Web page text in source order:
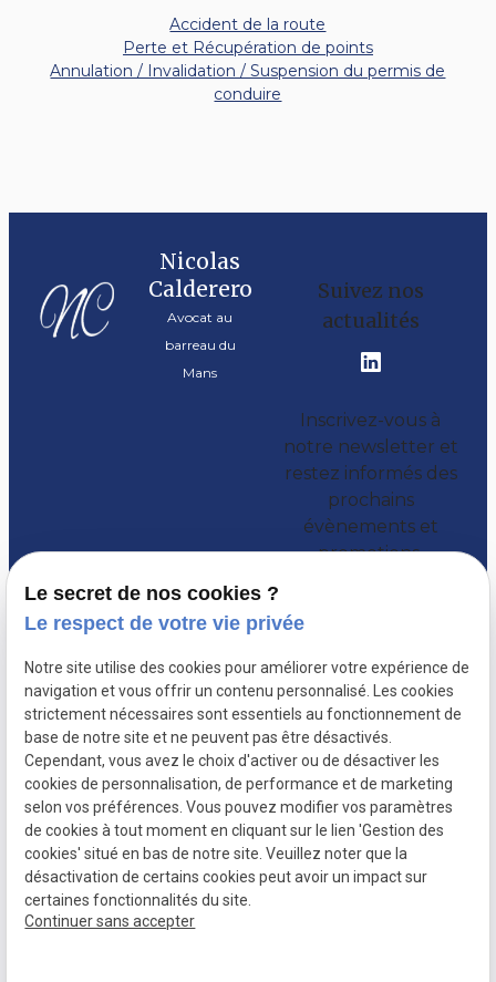
Accident de la route
Perte et Récupération de points
Annulation / Invalidation / Suspension du permis de
conduire
Nicolas
Calderero
Avocat au
barreau du
Mans
Suivez nos
actualités
Inscrivez-vous à
notre newsletter et
restez informés des
prochains
évènements et
promotions.
Mentions
légales
Politique de
confidentialité
Plan du site
Gestion des
cookies
SIRET :
Le secret de nos cookies ?
Le respect de votre vie privée
Notre site utilise des cookies pour améliorer votre expérience de
navigation et vous offrir un contenu personnalisé. Les cookies
strictement nécessaires sont essentiels au fonctionnement de
base de notre site et ne peuvent pas être désactivés.
Cependant, vous avez le choix d'activer ou de désactiver les
cookies de personnalisation, de performance et de marketing
selon vos préférences. Vous pouvez modifier vos paramètres
de cookies à tout moment en cliquant sur le lien 'Gestion des
cookies' situé en bas de notre site. Veuillez noter que la
désactivation de certains cookies peut avoir un impact sur
certaines fonctionnalités du site.
Continuer sans accepter